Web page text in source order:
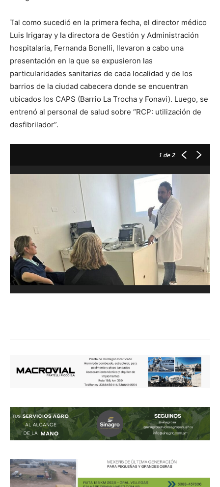
Tal como sucedió en la primera fecha, el director médico
Luis Irigaray y la directora de Gestión y Administración
hospitalaria, Fernanda Bonelli, llevaron a cabo una
presentación en la que se expusieron las
particularidades sanitarias de cada localidad y de los
barrios de la ciudad cabecera donde se encuentran
ubicados los CAPS (Barrio La Trocha y Fonavi). Luego, se
entrenó al personal de salud sobre “RCP: utilización de
desfibrilador”.
1 de 2